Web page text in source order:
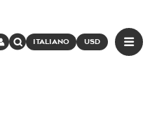
ITALIANO USD